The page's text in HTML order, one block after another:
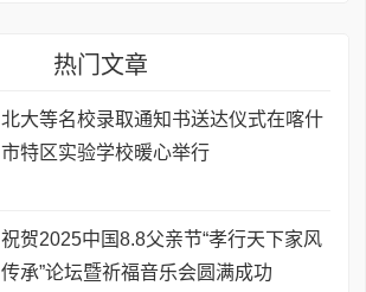
热门文章
北大等名校录取通知书送达仪式在喀什
市特区实验学校暖心举行
祝贺2025中国8.8父亲节“孝行天下家风
传承”论坛暨祈福音乐会圆满成功